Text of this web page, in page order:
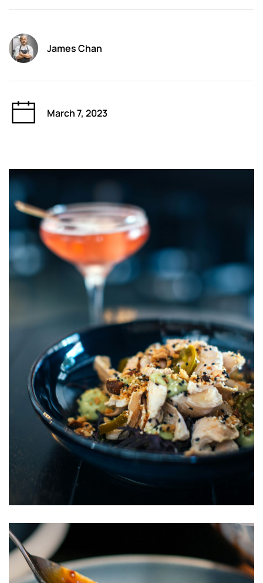
James Chan
March 7, 2023